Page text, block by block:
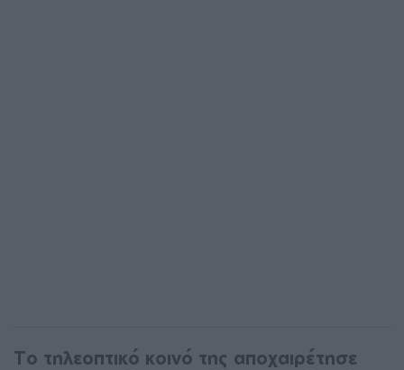
Tο τηλεοπτικό κοινό της αποχαιρέτησε